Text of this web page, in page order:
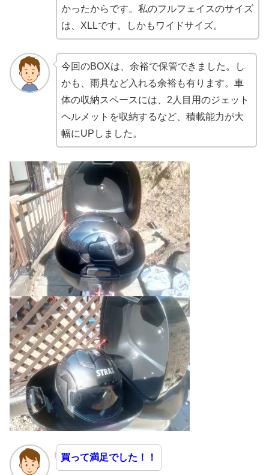
かったからです。私のフルフェイスのサイズ
は、XLLです。しかもワイドサイズ。
今回のBOXは、余裕で保管できました。し
かも、雨具など入れる余裕も有ります。車
体の収納スペースには、2人目用のジェット
ヘルメットを収納するなど、積載能力が大
幅にUPしました。
買って満足でした！！